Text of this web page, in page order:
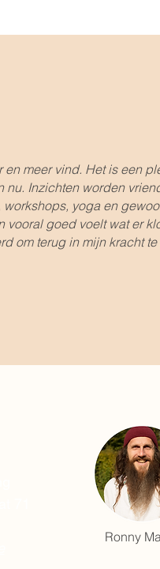
meer vind. Het is een
nu. Inzichten worden
yoga en
goed voelt wat er
om terug in mijn kracht
Ronny